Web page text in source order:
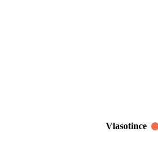
Vlasotince